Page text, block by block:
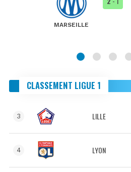
MARSEILLE
CLASSEMENT LIGUE 1
3 LILLE
4 LYON